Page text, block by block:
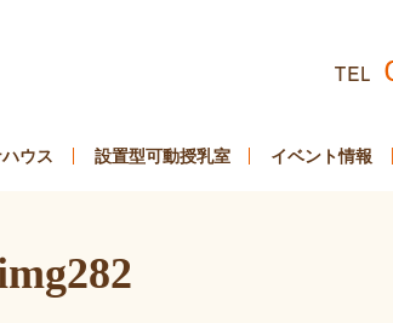
ウス 設置型可動授乳室 イベント情報